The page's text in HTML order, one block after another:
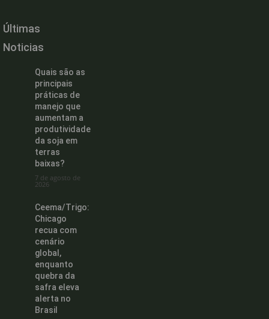
Últimas
Noticias
Quais são as
principais
práticas de
manejo que
aumentam a
produtividade
da soja em
terras
baixas?
7 de agosto de
2026
Ceema/Trigo:
Chicago
recua com
cenário
global,
enquanto
quebra da
safra eleva
alerta no
Brasil